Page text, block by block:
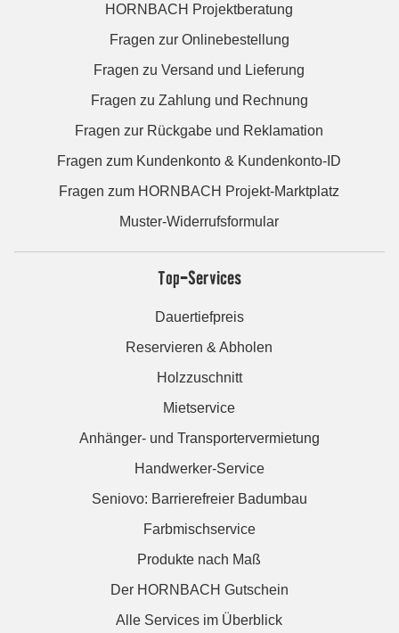
HORNBACH Projektberatung
Fragen zur Onlinebestellung
Fragen zu Versand und Lieferung
Fragen zu Zahlung und Rechnung
Fragen zur Rückgabe und Reklamation
Fragen zum Kundenkonto & Kundenkonto-ID
Fragen zum HORNBACH Projekt-Marktplatz
Muster-Widerrufsformular
Top-Services
Dauertiefpreis
Reservieren & Abholen
Holzzuschnitt
Mietservice
Anhänger- und Transportervermietung
Handwerker-Service
Seniovo: Barrierefreier Badumbau
Farbmischservice
Produkte nach Maß
Der HORNBACH Gutschein
Alle Services im Überblick